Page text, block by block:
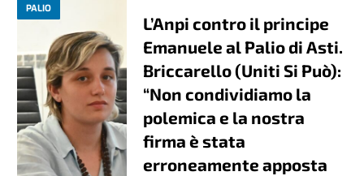
PALIO
L’Anpi contro il principe
Emanuele al Palio di Asti.
Briccarello (Uniti Si Può):
“Non condividiamo la
polemica e la nostra
firma è stata
erroneamente apposta